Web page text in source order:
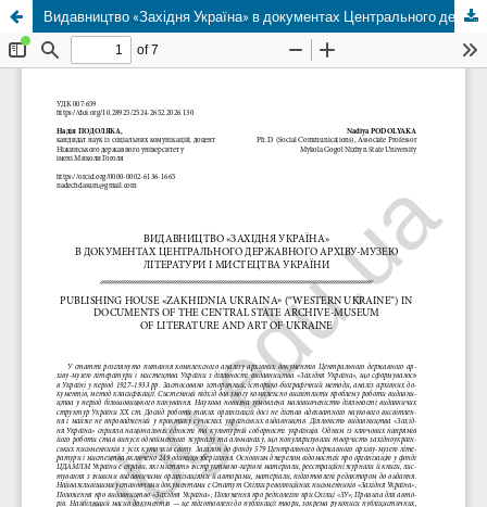
Видавництво «Західня Україна» в документах Центрального державного архіву-музею літератури і мистецтва України